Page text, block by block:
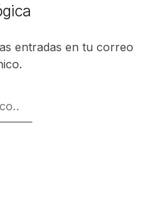
entradas en tu correo